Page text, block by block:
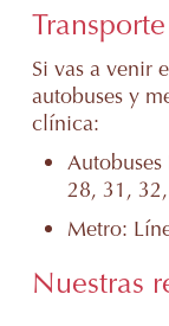
Si vas a venir
autobuses y
clínica:
28, 31,
Metro:
Nuestras